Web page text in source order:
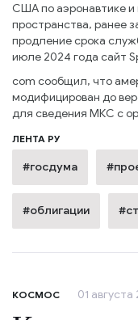
США по аэронавтике
пространства, ранее
продление срока
июле 2024 года сайт
com сообщил, что
модифицирован до
для сведения МКС с
ЛЕНТА РУ
#госдума
#облигации
КОСМОС 01